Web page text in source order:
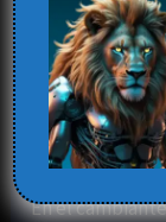
IA
Deja un
Elena
En el